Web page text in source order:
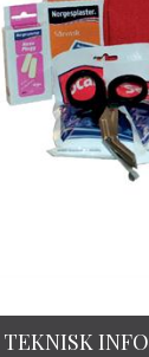
TEKNISK INFO